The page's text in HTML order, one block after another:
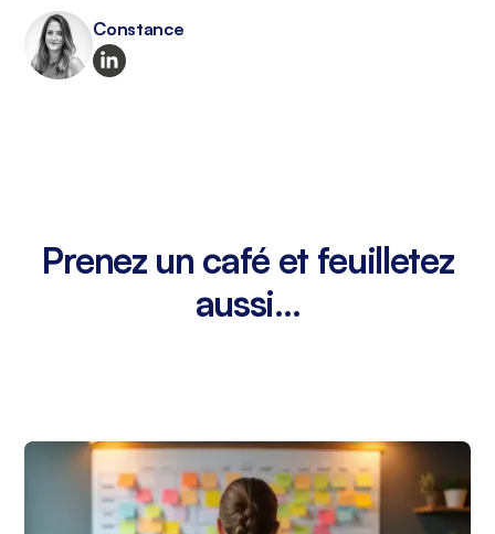
Constance
Prenez un café et feuilletez
aussi...